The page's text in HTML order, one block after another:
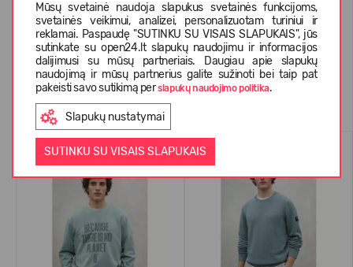
Mūsų svetainė naudoja slapukus svetainės funkcijoms,
svetainės veikimui, analizei, personalizuotam turiniui ir
reklamai. Paspaudę "SUTINKU SU VISAIS SLAPUKAIS", jūs
sutinkate su open24.lt slapukų naudojimu ir informacijos
dalijimusi su mūsų partneriais. Daugiau apie slapukų
naudojimą ir mūsų partnerius galite sužinoti bei taip pat
pakeisti savo sutikimą perslapukų naudojimo politika.
Slapukų nustatymai
SUTINKU SU VISAIS SLAPUKAIS
KLIENTŲ ATSILIEPIMAI (0)
Panašios prekės